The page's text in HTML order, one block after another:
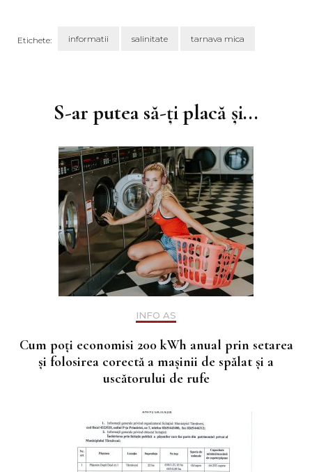
Etichete: informatii salinitate tarnava mica
articoleS-ar putea să-ți placă și...
INFO AS
Cum poţi economisi 200 kWh anual prin setarea
şi folosirea corectă a maşinii de spălat şi a
uscătorului de rufe